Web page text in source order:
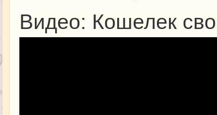
Видео: Кошелек